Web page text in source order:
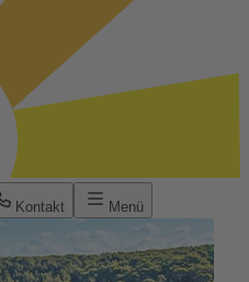
Kontakt Menü